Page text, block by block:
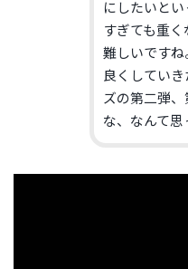
にしたいと
すぎても重
難しいです
良くしてい
ズの第二弾
な、なんて思